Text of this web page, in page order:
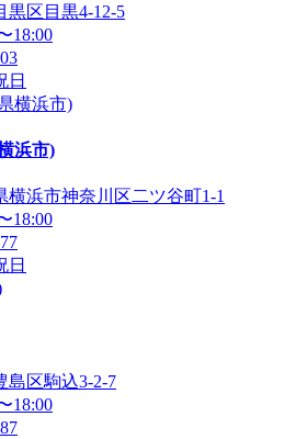
黒区目黒4-12-5
18:00
日
浜市)
横浜市神奈川区二ツ谷町1-1
18:00
日
島区駒込3-2-7
18:00